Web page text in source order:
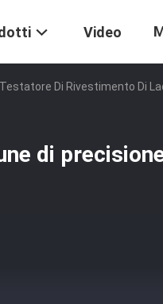
Video
Testatore Di Rivestimento Di
di